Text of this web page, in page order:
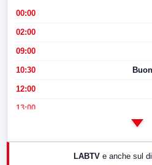
00:00
02:00
09:00
10:30
12:00
13:00
17:00
LABTV e anche sul